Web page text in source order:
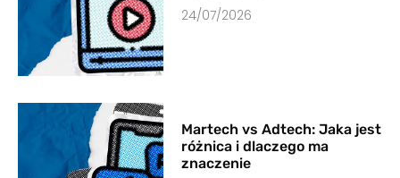
24/07/2026
Martech vs Adtech: Jaka jest
różnica i dlaczego ma
znaczenie